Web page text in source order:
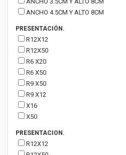
ANCHO 4.5CM Y ALTO 8CM
PRESENTACIÓN.
R12X12
R12X50
R6 X20
R6 X50
R9 X50
R9 X12
X16
X50
PRESENTACION.
R12X12